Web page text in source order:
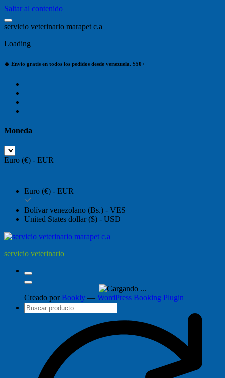
Saltar al contenido
servicio veterinario marapet c.a
Loading
🔥 Envío gratis en todos los pedidos desde venezuela. $50+
Moneda
Euro (€) - EUR
Euro (€) - EUR
Bolívar venezolano (Bs.) - VES
United States dollar ($) - USD
servicio veterinario
Creado por Bookly — WordPress Booking Plugin